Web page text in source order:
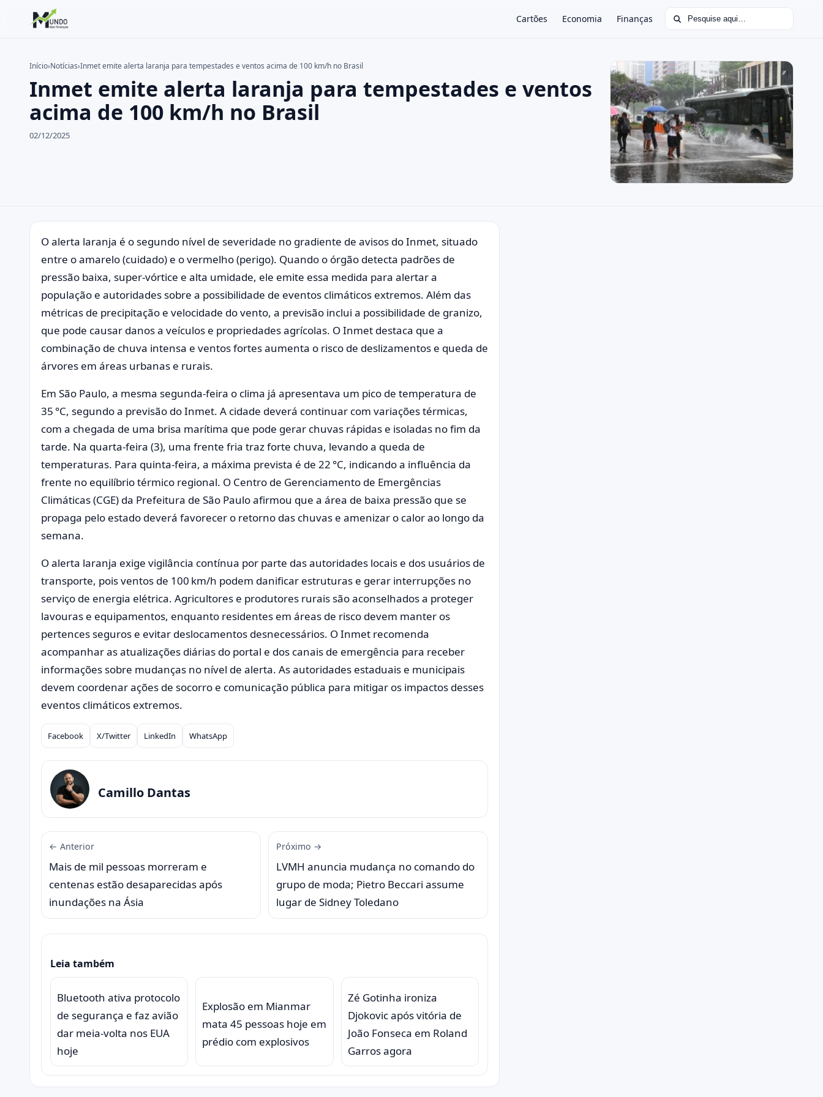
Cartões Economia Finanças Buscar por:
Buscar no site ×
Buscar por:
Pressione Enter para buscar ou ESC para fechar.
Início›Notícias›Inmet emite alerta laranja para tempestades e ventos acima de 100 km/h no Brasil
Inmet emite alerta laranja para tempestades e ventos
acima de 100 km/h no Brasil
02/12/2025
O alerta laranja é o segundo nível de severidade no gradiente de avisos do Inmet, situado
entre o amarelo (cuidado) e o vermelho (perigo). Quando o órgão detecta padrões de
pressão baixa, super‑vórtice e alta umidade, ele emite essa medida para alertar a
população e autoridades sobre a possibilidade de eventos climáticos extremos. Além das
métricas de precipitação e velocidade do vento, a previsão inclui a possibilidade de granizo,
que pode causar danos a veículos e propriedades agrícolas. O Inmet destaca que a
combinação de chuva intensa e ventos fortes aumenta o risco de deslizamentos e queda de
árvores em áreas urbanas e rurais.
Em São Paulo, a mesma segunda‑feira o clima já apresentava um pico de temperatura de
35 °C, segundo a previsão do Inmet. A cidade deverá continuar com variações térmicas,
com a chegada de uma brisa marítima que pode gerar chuvas rápidas e isoladas no fim da
tarde. Na quarta‑feira (3), uma frente fria traz forte chuva, levando a queda de
temperaturas. Para quinta‑feira, a máxima prevista é de 22 °C, indicando a influência da
frente no equilíbrio térmico regional. O Centro de Gerenciamento de Emergências
Climáticas (CGE) da Prefeitura de São Paulo afirmou que a área de baixa pressão que se
propaga pelo estado deverá favorecer o retorno das chuvas e amenizar o calor ao longo da
semana.
O alerta laranja exige vigilância contínua por parte das autoridades locais e dos usuários de
transporte, pois ventos de 100 km/h podem danificar estruturas e gerar interrupções no
serviço de energia elétrica. Agricultores e produtores rurais são aconselhados a proteger
lavouras e equipamentos, enquanto residentes em áreas de risco devem manter os
pertences seguros e evitar deslocamentos desnecessários. O Inmet recomenda
acompanhar as atualizações diárias do portal e dos canais de emergência para receber
informações sobre mudanças no nível de alerta. As autoridades estaduais e municipais
devem coordenar ações de socorro e comunicação pública para mitigar os impactos desses
eventos climáticos extremos.
Compartilhar
Facebook X/Twitter LinkedIn WhatsApp
Camillo Dantas
← Anterior
Mais de mil pessoas morreram e
centenas estão desaparecidas após
inundações na Ásia
Próximo →
LVMH anuncia mudança no comando do
grupo de moda; Pietro Beccari assume
lugar de Sidney Toledano
Leia também
Bluetooth ativa protocolo
de segurança e faz avião
dar meia-volta nos EUA
hoje
Explosão em Mianmar
mata 45 pessoas hoje em
prédio com explosivos
Zé Gotinha ironiza
Djokovic após vitória de
João Fonseca em Roland
Garros agora